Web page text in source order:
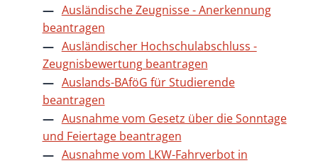
Ausländische Zeugnisse - Anerkennung
beantragen
Ausländischer Hochschulabschluss -
Zeugnisbewertung beantragen
Auslands-BAföG für Studierende
beantragen
Ausnahme vom Gesetz über die Sonntage
und Feiertage beantragen
Ausnahme vom LKW-Fahrverbot in